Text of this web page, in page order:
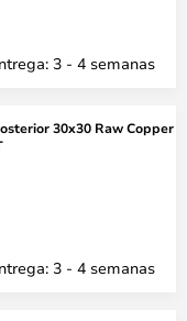
3 - 4 semanas
30x30 Raw Copper
3 - 4 semanas